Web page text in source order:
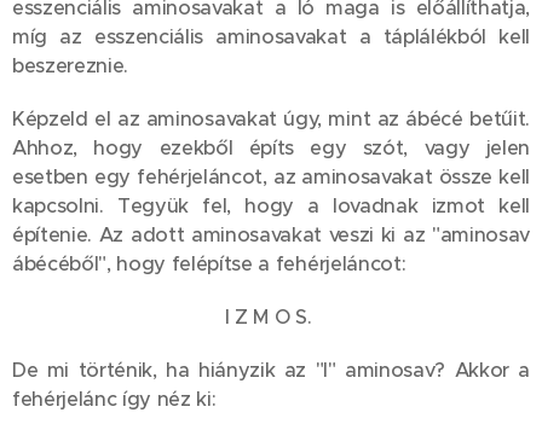
esszenciális aminosavakat a ló maga is előállíthatja,
míg az esszenciális aminosavakat a táplálékból kell
beszereznie.
Képzeld el az aminosavakat úgy, mint az ábécé betűit.
Ahhoz, hogy ezekből építs egy szót, vagy jelen
esetben egy fehérjeláncot, az aminosavakat össze kell
kapcsolni. Tegyük fel, hogy a lovadnak izmot kell
építenie. Az adott aminosavakat veszi ki az "aminosav
ábécéből", hogy felépítse a fehérjeláncot:
I Z M O S.
De mi történik, ha hiányzik az "I" aminosav? Akkor a
fehérjelánc így néz ki: